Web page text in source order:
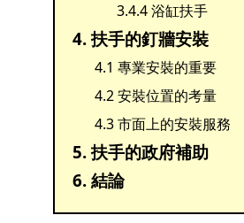
3.4.4 浴缸扶手
4. 扶手的釘牆安裝
4.1 專業安裝的重要
4.2 安裝位置的考量
4.3 市面上的安裝服務
5. 扶手的政府補助
6. 結論